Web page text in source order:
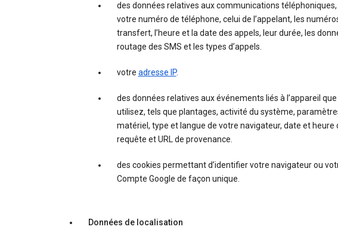
des données relatives aux communications
votre numéro de téléphone, celui de l’appelant, les
transfert, l’heure et la date des appels, leur durée, les
routage des SMS et les types d’appels.
votre adresse IP.
des données relatives aux événements liés à l’appareil que
utilisez, tels que plantages, activité du système,
matériel, type et langue de votre navigateur, date et heure
requête et URL de provenance.
des cookies permettant d’identifier votre navigateur ou
Compte Google de façon unique.
Données de localisation